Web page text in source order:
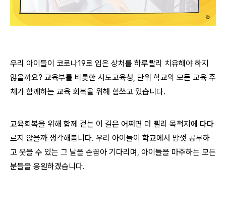
우리 아이들이 코로나19로 입은 상처를 하루빨리 치유해야 하지
않을까요? 교육부를 비롯한 시도교육청, 단위 학교의 모든 교육 주
체가 함께하는 교육 회복을 위해 힘쓰고 있습니다.
교육회복을 위해 함께 걷는 이 길은 어쩌면 더 빨리 목적지에 다다
르지 않을까 생각해봅니다. 우리 아이들이 학교에서 맘껏 공부하
고 웃을 수 있는 그 날을 손꼽아 기다리며, 아이들을 마주하는 모든
분들을 응원하겠습니다.